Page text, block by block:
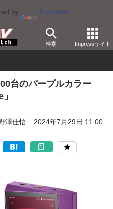
by Translate
検索 Impressサイト
ィオ Astell & Kern
台のパープルカラー
澤佳悟 2024年7月29日 11:00